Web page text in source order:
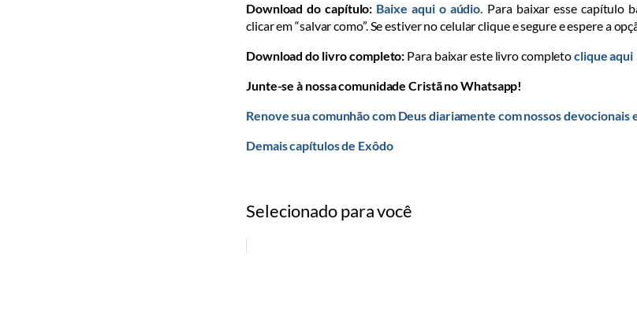
Download do capítulo: Baixe aqui o aúdio. Para baixar esse capítulo
clicar em “salvar como”. Se estiver no celular clique e segure e espere a
Download do livro completo: Para baixar este livro completoclique aqui
Junte-se à nossa comunidade Cristã no Whatsapp!
Renove sua comunhão com Deus diariamente com nossos devocionais
Demais capítulos de Exôdo
Selecionado para você